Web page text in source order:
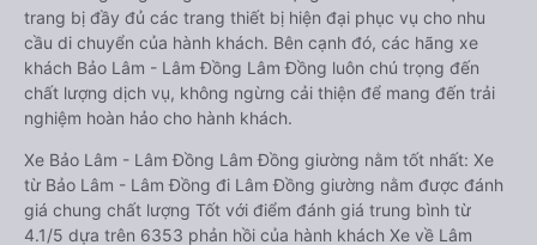
trang bị đầy đủ các trang thiết bị hiện đại phục vụ cho nhu
cầu di chuyển của hành khách. Bên cạnh đó, các hãng xe
khách Bảo Lâm - Lâm Đồng Lâm Đồng luôn chú trọng đến
chất lượng dịch vụ, không ngừng cải thiện để mang đến trải
nghiệm hoàn hảo cho hành khách.
Xe Bảo Lâm - Lâm Đồng Lâm Đồng giường nằm tốt nhất: Xe
từ Bảo Lâm - Lâm Đồng đi Lâm Đồng giường nằm được đánh
giá chung chất lượng Tốt với điểm đánh giá trung bình từ
4.1/5 dựa trên 6353 phản hồi của hành khách Xe về Lâm